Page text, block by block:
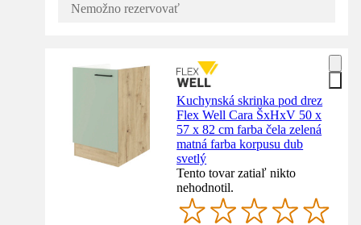
Nemožno rezervovať
Kuchynská skrinka pod drez
Flex Well Cara ŠxHxV 50 x
57 x 82 cm farba čela zelená
matná farba korpusu dub
svetlý
Tento tovar zatiaľ nikto
nehodnotil.